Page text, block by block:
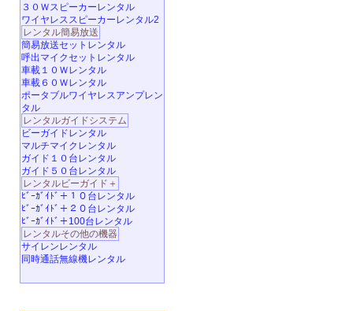
３０Ｗスピーカーレンタル
ワイヤレススピーカーレンタル2
レンタル簡易放送
簡易放送セットレンタル
呼出マイクセットレンタル
車載１０Ｗレンタル
車載６０Ｗレンタル
ポータブルワイヤレスアンプレン
タル
レンタルガイドシステム
ビーガイドレンタル
マルチマイクレンタル
ガイド１０台レンタル
ガイド５０台レンタル
レンタルビーガイド＋
ﾋﾞｰｶﾞｲﾄﾞ＋１０台レンタル
ﾋﾞｰｶﾞｲﾄﾞ＋２０台レンタル
ﾋﾞｰｶﾞｲﾄﾞ＋100台レンタル
レンタルその他の機器
サイレンレンタル
同時通話無線機レンタル